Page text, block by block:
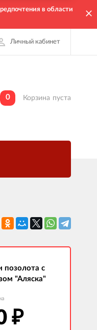
в области
Личный кабинет
0 Корзина пуста
позолота с
"Аляска"
₽